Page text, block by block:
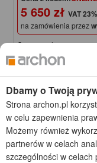
5 650 zł
na zamówienia przez
Cena regularna
Najniższa cena z 30 dni
Dbamy o Twoją
Strona archon.pl
w celu zapewnienia
Możemy również
partnerów w celach
szczególności w celach